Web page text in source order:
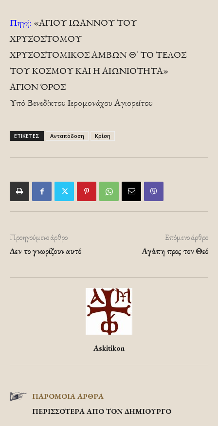
Πηγή: «ΑΓΙΟΥ ΙΩΑΝΝΟΥ ΤΟΥ
ΧΡΥΣΟΣΤΟΜΟΥ
ΧΡΥΣΟΣΤΟΜΙΚΟΣ ΑΜΒΩΝ Θ΄ ΤΟ ΤΕΛΟΣ
ΤΟΥ ΚΟΣΜΟΥ ΚΑΙ Η ΑΙΩΝΙΟΤΗΤΑ»
ΑΓΙΟΝ ΌΡΟΣ
Υπό Βενεδίκτου Ιερομονάχου Αγιορείτου
ΕΤΙΚΕΤΕΣ Ανταπόδοση Κρίση
Προηγούμενο άρθρο
Δεν το γνωρίζουν αυτό
Επόμενο άρθρο
Αγάπη προς τον Θεό
Askitikon
ΠΑΡΟΜΟΙΑ ΑΡΘΡΑ
ΠΕΡΙΣΣΟΤΕΡΑ ΑΠΟ ΤΟΝ ΔΗΜΙΟΥΡΓΟ